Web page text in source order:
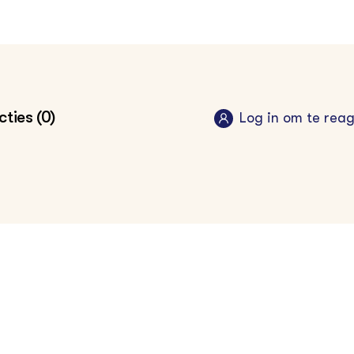
(0) Log in om te